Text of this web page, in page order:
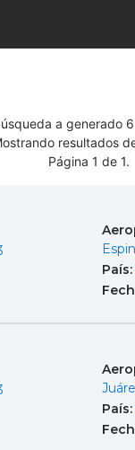
a generado
resultados
Página 1 de 1.
País:
País: